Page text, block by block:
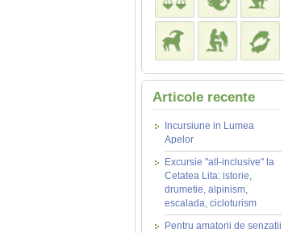
Articole recente
Incursiune in Lumea
Apelor
Excursie "all-inclusive" la
Cetatea Lita: istorie,
drumetie, alpinism,
escalada, cicloturism
Pentru amatorii de senzatii